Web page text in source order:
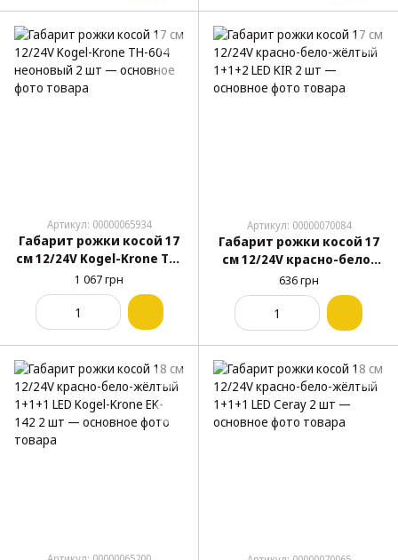
Артикул: 00000065934
Габарит рожки косой 17
см 12/24V Kogel-Krone TH-
604 неоновый 2 шт
1 067 грн
Артикул: 00000070084
Габарит рожки косой 17
см 12/24V красно-бело-
жёлтый 1+1+2 LED KIR 2
шт
636 грн